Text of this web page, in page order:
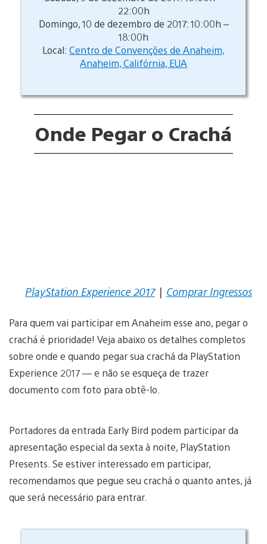
22:00h
Domingo, 10 de dezembro de 2017: 10:00h –
18:00h
Local: Centro de Convenções de Anaheim,
Anaheim, Califórnia, EUA
Onde Pegar o Crachá
PlayStation Experience 2017| Comprar Ingressos
Para quem vai participar em Anaheim esse ano, pegar o
crachá é prioridade! Veja abaixo os detalhes completos
sobre onde e quando pegar sua crachá da PlayStation
Experience 2017 — e não se esqueça de trazer
documento com foto para obtê-lo.
Portadores da entrada Early Bird podem participar da
apresentação especial da sexta à noite, PlayStation
Presents. Se estiver interessado em participar,
recomendamos que pegue seu crachá o quanto antes, já
que será necessário para entrar.